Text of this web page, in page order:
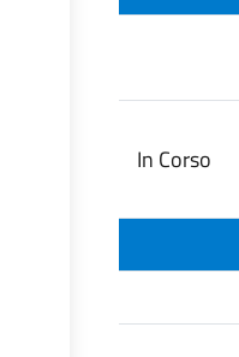
In Corso